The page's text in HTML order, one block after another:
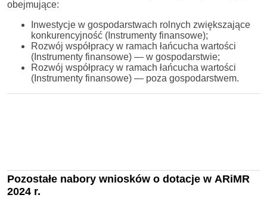
obejmujące:
Inwestycje w gospodarstwach rolnych zwiększające
konkurencyjność (Instrumenty finansowe);
Rozwój współpracy w ramach łańcucha wartości
(Instrumenty finansowe) — w gospodarstwie;
Rozwój współpracy w ramach łańcucha wartości
(Instrumenty finansowe) — poza gospodarstwem.
Pozostałe nabory wniosków o dotacje w ARiMR
2024 r.